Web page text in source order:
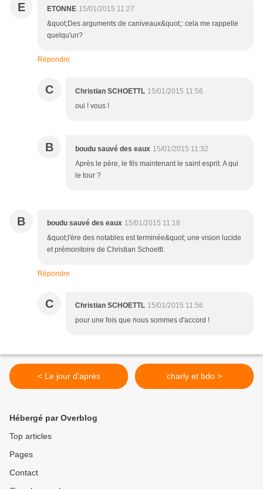
E ETONNE 15/01/2015 11:27
&quot;Des arguments de caniveaux&quot;: cela me rappelle
quelqu'un?
Répondre
C Christian SCHOETTL 15/01/2015 11:56
oui ! vous !
B boudu sauvé des eaux 15/01/2015 11:32
Après le père, le fils maintenant le saint esprit. A qui
le tour ?
B boudu sauvé des eaux 15/01/2015 11:18
&quot;l'ère des notables est terminée&quot; une vision lucide
et prémonitoire de Christian Schoettl.
Répondre
C Christian SCHOETTL 15/01/2015 11:56
pour une fois que nous sommes d'accord !
< Le jour d'après charly et bdo >
Hébergé par Overblog
Top articles
Pages
Contact